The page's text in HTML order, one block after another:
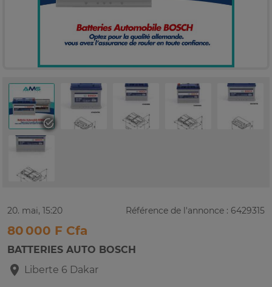
20. mai, 15:20 Référence de l'annonce : 6429315
80 000 F Cfa
BATTERIES AUTO BOSCH
Liberte 6 Dakar